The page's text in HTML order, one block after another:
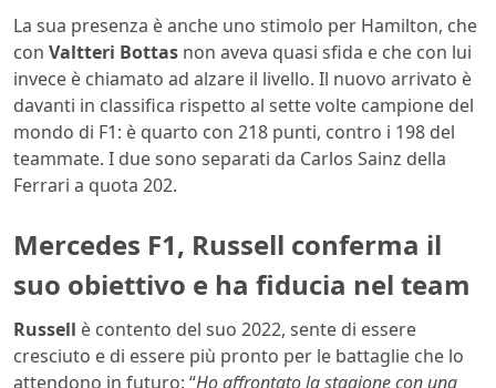
La sua presenza è anche uno stimolo per Hamilton, che
con Valtteri Bottas non aveva quasi sfida e che con lui
invece è chiamato ad alzare il livello. Il nuovo arrivato è
davanti in classifica rispetto al sette volte campione del
mondo di F1: è quarto con 218 punti, contro i 198 del
teammate. I due sono separati da Carlos Sainz della
Ferrari a quota 202.
Mercedes F1, Russell conferma il
suo obiettivo e ha fiducia nel team
Russell è contento del suo 2022, sente di essere
cresciuto e di essere più pronto per le battaglie che lo
attendono in futuro: “Ho affrontato la stagione con una